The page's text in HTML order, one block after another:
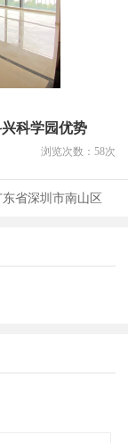
科学园优势
浏览次数： 58次
东省深圳市南山区